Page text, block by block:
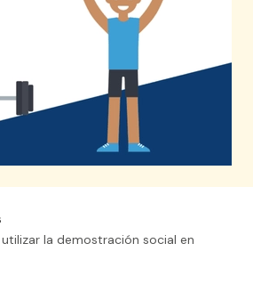
la demostración social en